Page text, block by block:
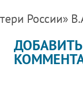
России»
ДОБАВИТЬ